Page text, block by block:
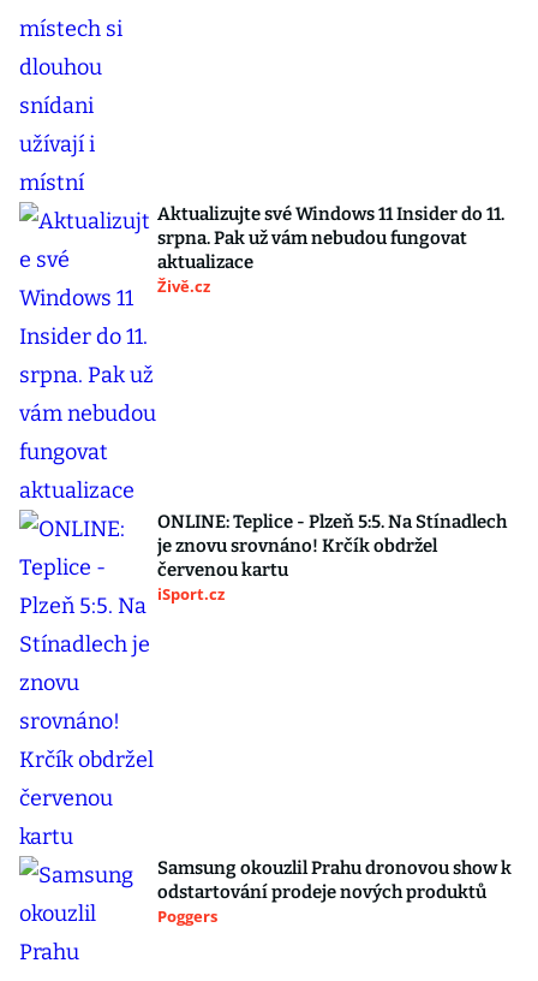
Aktualizujte své Windows 11 Insider do 11.
srpna. Pak už vám nebudou fungovat
aktualizace
Živě.cz
ONLINE: Teplice - Plzeň 5:5. Na Stínadlech
je znovu srovnáno! Krčík obdržel
červenou kartu
iSport.cz
Samsung okouzlil Prahu dronovou show k
odstartování prodeje nových produktů
Poggers